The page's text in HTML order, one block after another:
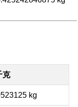
克
kg